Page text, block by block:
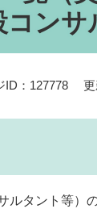
ンサ
ID：127778
ルタント等）